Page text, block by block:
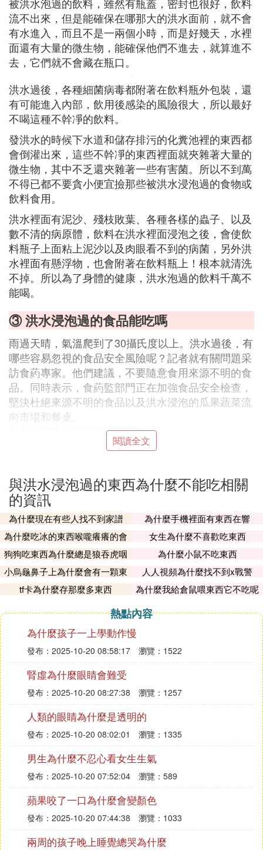
流不出來，但是能確保在哪那大的洪水面前，就不會
有水進入，而且不是一兩個小時，而是好幾天，水裡
面還有大量的微生物，能確保他們不進去，就算進不
去，它們就不會藏在瓶口。
洪水過後，各種細菌病毒都附著在飲料瓶外包裝，還
有可能進入內部，飲用後感染的風險很大，所以最好
不喝這種不幹凈的飲料。
發洪水的時候下水道和儲存排污的化糞池裡的東西都
會倒灌出來，這些不幹凈的東西裡面就夾雜著大量的
微生物，其中不乏還夾雜著一些有害菌。所以不到萬
不得已都不要貪小便宜撿那些被洪水浸泡過的食物或
飲料食用。
洪水裡面有泥沙、殘枝敗葉、各種各樣的蟲子、以及
數不清的病原體，飲料在洪水裡面浸泡之後，會使飲
料瓶子上面粘上泥沙以及肉眼看不到的病菌，另外洪
水裡面有懸浮物，也會附著在飲料瓶上！根本就清洗
不掉。所以為了身體的健康，洪水泡過的飲料千萬不
能喝。
③ 洪水浸泡過的食品能吃嗎
雨過天晴，氣溫爬到了30攝氏度以上。洪水過後，有
哪些容易忽視的食品安全風險呢？記者就有關問題采
訪食葯專家。他們建議，不要隨意食用來源不明的食
品。同時表示，食葯監部門正在加強食品安全檢查，
堅決杜絕來源不明的食品以及洪水浸泡的瓜果蔬菜流
向市場和餐桌。
1 大水裡撈起的魚可以吃嗎？
來源不明，建議不食用
可以吃嗎？
湖南省水產科學研究所魚病研究室主任宋銳：首先要
明確的是，洪水中撈起的死魚死蝦是不能吃的。漲水
時，因為水中有機物分解速度加快，耗氧量增大，容
易造成魚蝦蟹因缺氧而死亡。魚蝦蟹體表、鰓和腸道
中都含有一定數量的細菌，死後極易腐敗變質。而
且，洪水來源復雜，易引起魚蝦蟹細菌性病變和死
亡。人若食用死魚蝦蟹，容易引發胃腸疾病，甚至出
現中毒。對於洪澇災害過後出現的死魚蝦蟹，應及時
打撈，迅速進行無害化處理，切忌亂扔。
另外，來源不明的活魚，也建議不食用。如果是從養
殖場逃逸的，一般沒有問題。但如果是從污染水體中
跑出來的，例如源頭礦區污染的話，魚會有重金屬污
染風險，化工廠附近生活的魚則體內化學物質含量偏
高。此外，還存在農葯污染，因此建議不食用。
2 花生、瓜子被洪水泡了後，曬干就可以了？
容易霉變，需要仔細確認
健康吧讀者「基德怪盜」問：這幾天天氣晴朗，我看
到一遭受了洪水的村民將家裡被水浸泡過的米、谷，
攤在水泥坪上曝曬。像米、谷，甚至是花生、大豆等
食物，浸泡後曬干就可以放心食用了？
灰湯市場和質量監督管理所所長肖映波：米、穀物等
糧食，如果被洪水浸泡且被污染，那是不能夠食用
的。特別是花生、豆類食品，水泡之後，又遇到高
溫，極易發芽和引起霉變，並可能產生對人體有害的
毒素。如果在沒有辦法判斷是否有毒的情況下，這樣
閱讀全文
與洪水浸泡過的東西為什麼不能吃相關
的資訊
為什麼現在有些人找不到家譜
為什麼手機裡面有東西在響
為什麼吃冰的東西喉嚨癢癢的會
咳
女生為什麼不喜歡吃東西
狗狗吃東西為什麼總是狼吞虎咽
的
為什麼小鼠不吃東西
小烏龜鼻子上為什麼會有一顆東
西
人人視頻為什麼找不到x戰警
tf卡為什麼存那麼多東西
為什麼我給倉鼠喂東西它不吃呢
熱點內容
為什麼孩子一上學動作慢
發布：2025-10-20 08:58:17 瀏覽：1522
腎虛為什麼眼睛會難受
發布：2025-10-20 08:27:38 瀏覽：1257
人類的眼睛為什麼是透明的
發布：2025-10-20 08:02:01 瀏覽：1335
男生為什麼不忍心看女生生氣
發布：2025-10-20 07:52:04 瀏覽：589
蘋果咬了一口為什麼會變顏色
發布：2025-10-20 07:44:38 瀏覽：1033
兩周的孩子晚上睡覺總哭為什麼